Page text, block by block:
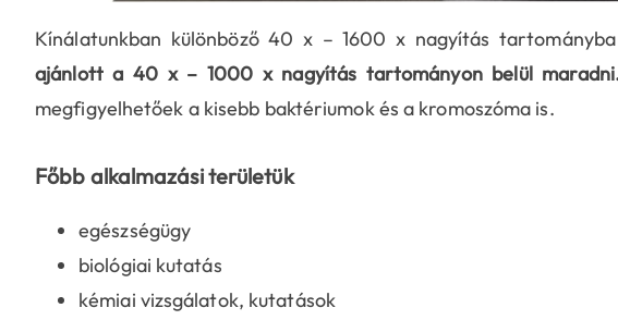
Kínálatunkban különböző 40 x – 1600 x nagyítás
ajánlott a 40 x – 1000 x nagyítás tartományon belül
megfigyelhetőek a kisebb baktériumok és a kromoszóma is.
Főbb alkalmazási területük
egészségügy
biológiai kutatás
kémiai vizsgálatok, kutatások